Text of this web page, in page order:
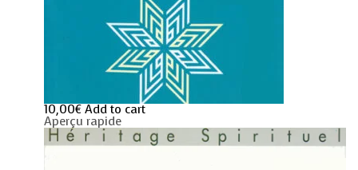
10,00€ Add to cart
Aperçu rapide